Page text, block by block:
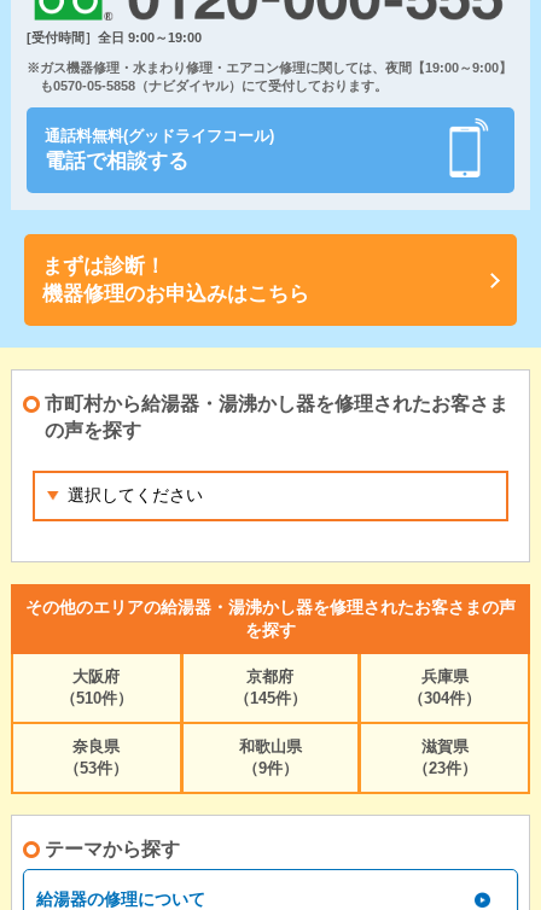
[受付時間］全日 9:00～19:00
※ガス機器修理・水まわり修理・エアコン修理に関しては、夜間【19:00～9:00】
も0570-05-5858（ナビダイヤル）にて受付しております。
通話料無料(グッドライフコール)
電話で相談する
まずは診断！
機器修理のお申込みはこちら
市町村から給湯器・湯沸かし器を修理されたお客さま
の声を探す
その他のエリアの給湯器・湯沸かし器を修理されたお客さまの声
を探す
大阪府
（510件）
京都府
（145件）
兵庫県
（304件）
奈良県
（53件）
和歌山県
（9件）
滋賀県
（23件）
テーマから探す
給湯器の修理について